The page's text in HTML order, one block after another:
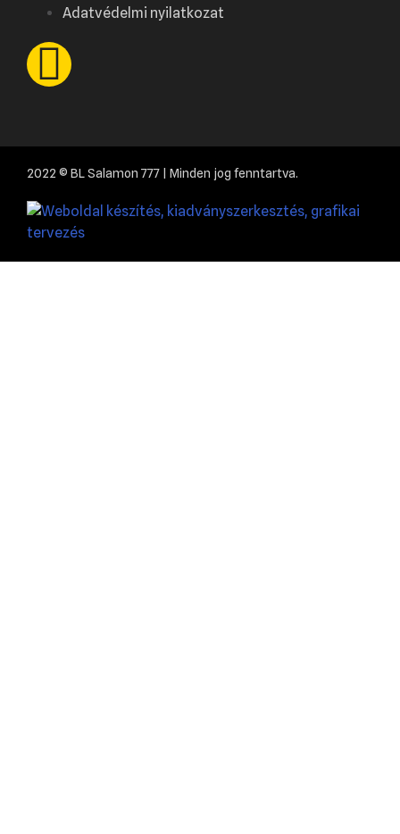
Adatvédelmi nyilatkozat
2022 © BL Salamon 777 | Minden jog fenntartva.